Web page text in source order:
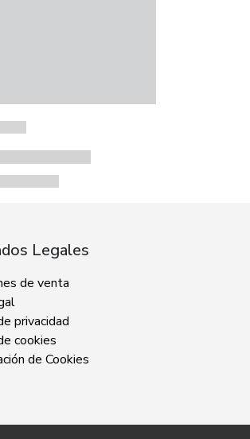
Legales
de venta
privacidad
cookies
de Cookies